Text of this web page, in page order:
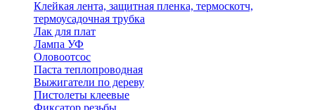
Клейкая лента, защитная пленка, термоскотч,
термоусадочная трубка
Лак для плат
Лампа УФ
Оловоотсос
Паста теплопроводная
Выжигатели по дереву
Пистолеты клеевые
Фиксатор резьбы